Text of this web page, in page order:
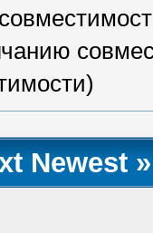
Newest »